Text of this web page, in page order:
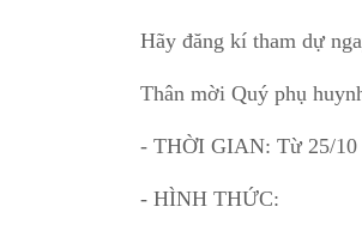
Hãy đăng kí tham dự
Thân mời Quý phụ
- THỜI GIAN: Từ 25/10
- HÌNH THỨC: